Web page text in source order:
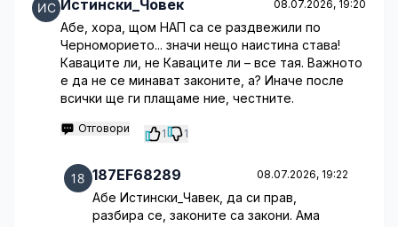
Истински_Човек 08.07.2026, 19:20
Абе, хора, щом НАП са се раздвежили по
Черноморието... значи нещо наистина става!
Каваците ли, не Каваците ли – все тая. Важното
е да не се минават законите, а? Иначе после
всички ще ги плащаме ние, честните.
Отговори 1 1
187EF68289 08.07.2026, 19:22
Абе Истински_Чавек, да си прав,
разбира се, законите са закони. Ама